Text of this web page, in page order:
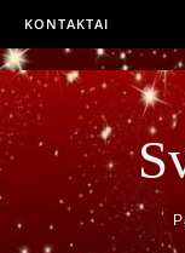
KONTAKTAI